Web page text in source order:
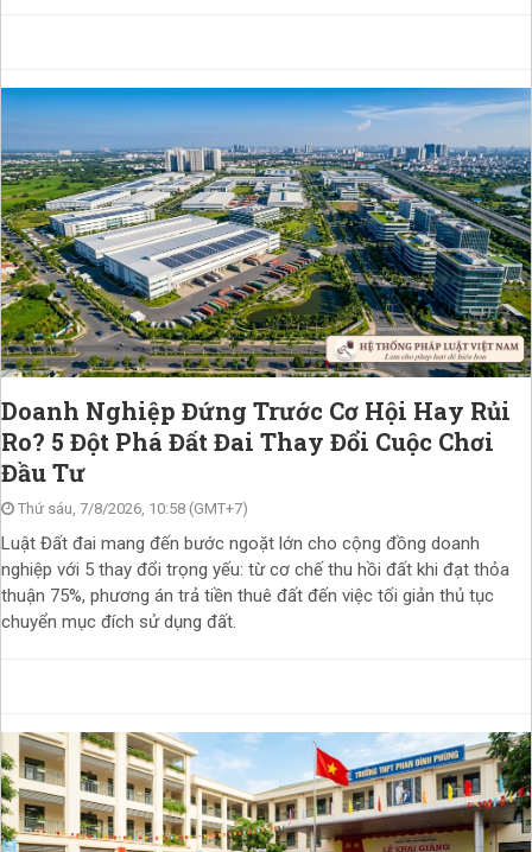
Doanh Nghiệp Đứng Trước Cơ Hội Hay Rủi
Ro? 5 Đột Phá Đất Đai Thay Đổi Cuộc Chơi
Đầu Tư
Thứ sáu, 7/8/2026, 10:58 (GMT+7)
Luật Đất đai mang đến bước ngoặt lớn cho cộng đồng doanh
nghiệp với 5 thay đổi trọng yếu: từ cơ chế thu hồi đất khi đạt thỏa
thuận 75%, phương án trả tiền thuê đất đến việc tối giản thủ tục
chuyển mục đích sử dụng đất.